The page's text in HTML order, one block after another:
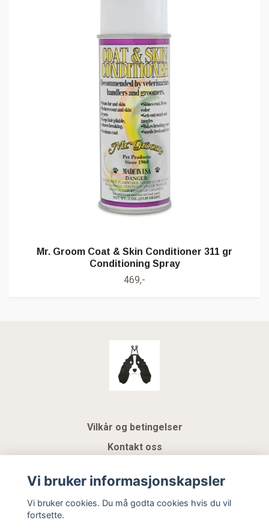
Mr. Groom Coat & Skin Conditioner 311 gr
Conditioning Spray
469,-
Vilkår og betingelser
Kontakt oss
Gavekort
Vi bruker informasjonskapsler
Vi bruker cookies. Du må godta cookies hvis du vil
fortsette.